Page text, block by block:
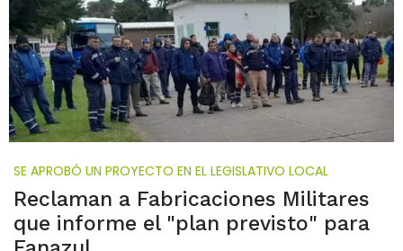
SE APROBÓ UN PROYECTO EN EL LEGISLATIVO LOCAL
Reclaman a Fabricaciones Militares
que informe el "plan previsto" para